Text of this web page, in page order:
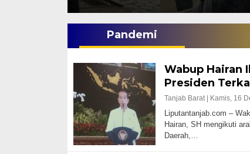
Pandemi
Wabup Hairan
Presiden
Tanjab Barat | Kamis, 16
Liputantanjab.com –
Hairan, SH mengikuti
Daerah,…